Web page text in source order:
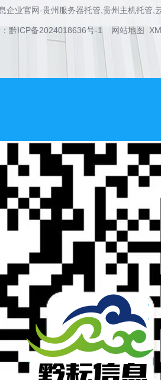
企业官网-贵州服务器托管,贵州主机托管,
黔ICP备2024018636号-1 网站地图